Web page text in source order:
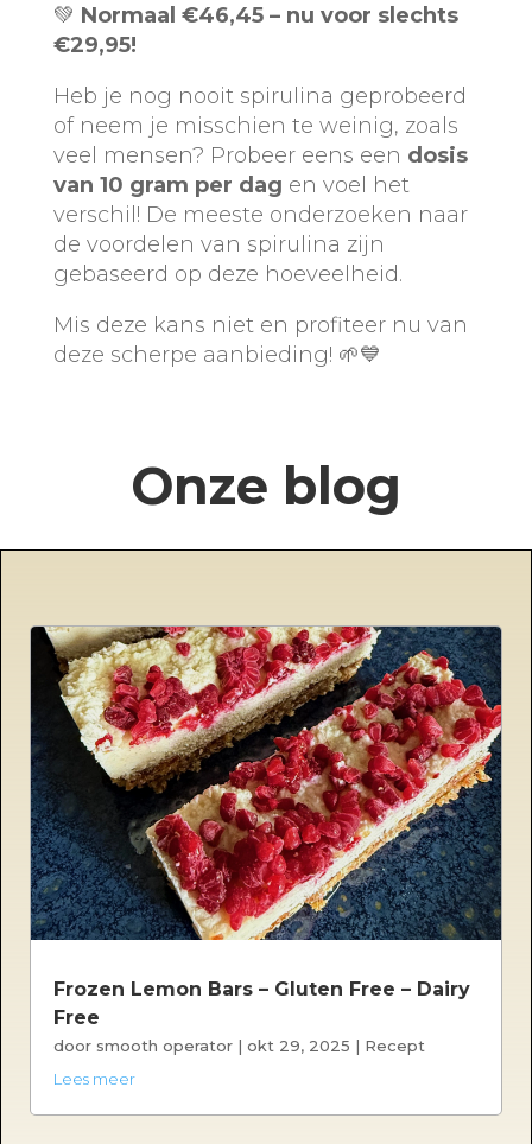
💚 Normaal €46,45 – nu voor slechts
€29,95!
Heb je nog nooit spirulina geprobeerd
of neem je misschien te weinig, zoals
veel mensen? Probeer eens een dosis
van 10 gram per dag en voel het
verschil! De meeste onderzoeken naar
de voordelen van spirulina zijn
gebaseerd op deze hoeveelheid.
Mis deze kans niet en profiteer nu van
deze scherpe aanbieding! 🌱💙
Onze blog
Frozen Lemon Bars – Gluten Free – Dairy
Free
door smooth operator |okt 29, 2025 | Recept
Lees meer